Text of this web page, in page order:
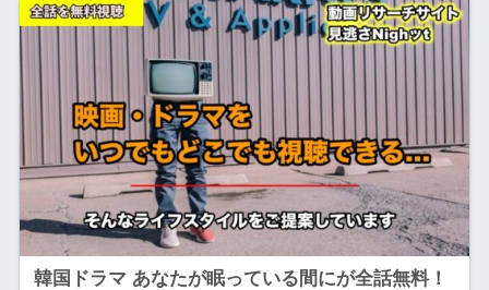
韓国ドラマ あなたが眠っている間にが全話無料！